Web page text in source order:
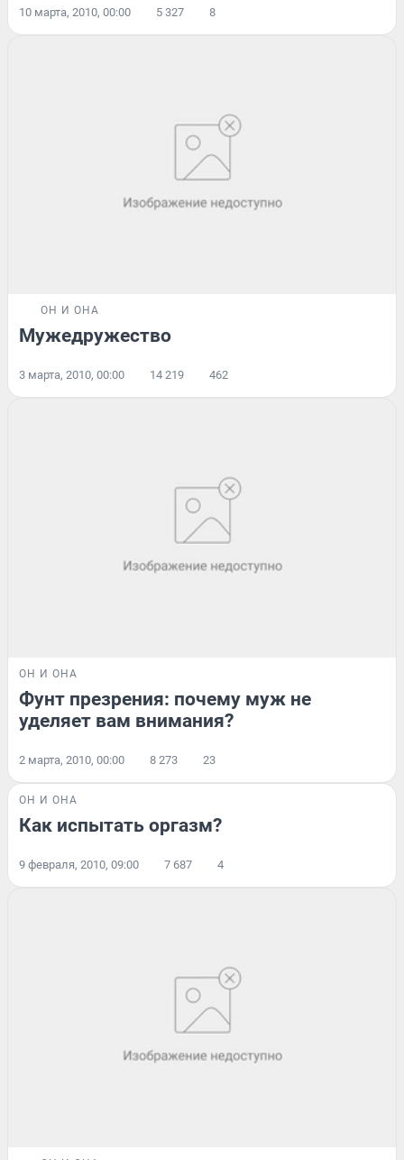
10 марта, 2010, 00:00 5 327 8
ОН И ОНА
Мужедружество
3 марта, 2010, 00:00 14 219 462
ОН И ОНА
Фунт презрения: почему муж не
уделяет вам внимания?
2 марта, 2010, 00:00 8 273 23
ОН И ОНА
Как испытать оргазм?
9 февраля, 2010, 09:00 7 687 4